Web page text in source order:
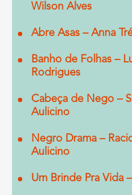
Wilson Alves
Abre Asas – Anna
Banho de Folhas –
Rodrigues
Cabeça de Nego –
Aulicino
Negro Drama –
Aulicino
Um Brinde Pra Vida